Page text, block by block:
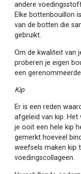
andere
Elke bottenbouillon
van de botten die
gebruikt.
Om de kwaliteit van
proberen je eigen
een
Kip
Er is een reden
afgeleid van kip.
je ooit een hele kip
gemerkt hoeveel
weefsels maken kip
voedingscollageen.